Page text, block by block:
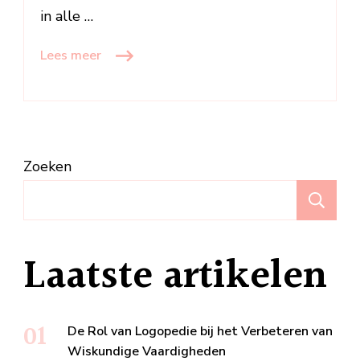
in alle …
Lees meer
Zoeken
Laatste artikelen
De Rol van Logopedie bij het Verbeteren van
Wiskundige Vaardigheden